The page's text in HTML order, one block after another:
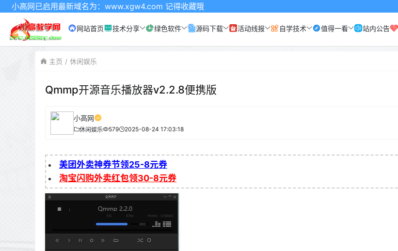
启用最新域名为：www.xgw4.com 记得收藏哦
网站首页 技术分享 绿色软件 源码下载 活动线报 自学技术 值得一看 站内公告
主页 休闲娱乐
Qmmp开源音乐播放器v2.2.8便携版
小高网
休闲娱乐 579 2025-08-24 17:03:18
美团外卖神券节领25-8元券
淘宝闪购外卖红包领30-8元券